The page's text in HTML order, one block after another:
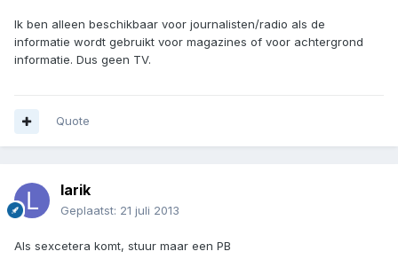
Ik ben alleen beschikbaar voor journalisten/radio als de
informatie wordt gebruikt voor magazines of voor achtergrond
informatie. Dus geen TV.
Quote
larik
Geplaatst: 21 juli 2013
Als sexcetera komt, stuur maar een PB